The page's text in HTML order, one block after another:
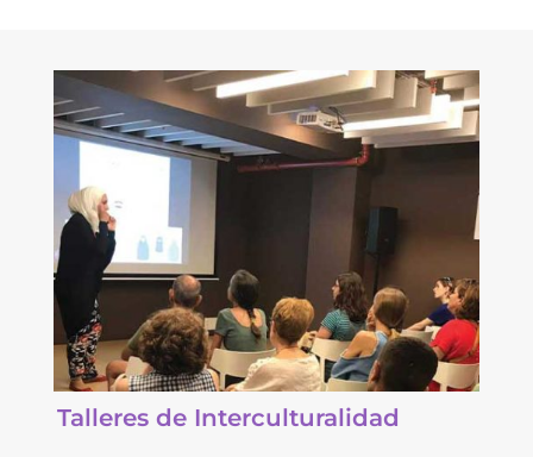
Talleres de Interculturalidad